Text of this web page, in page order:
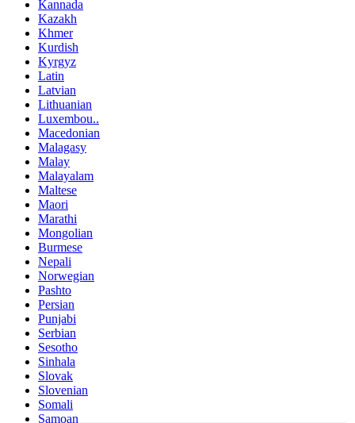
Kannada
Kazakh
Khmer
Kurdish
Kyrgyz
Latin
Latvian
Lithuanian
Luxembou..
Macedonian
Malagasy
Malay
Malayalam
Maltese
Maori
Marathi
Mongolian
Burmese
Nepali
Norwegian
Pashto
Persian
Punjabi
Serbian
Sesotho
Sinhala
Slovak
Slovenian
Somali
Samoan